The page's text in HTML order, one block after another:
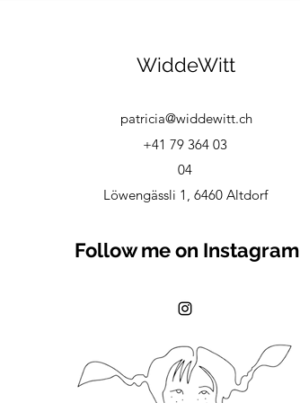
WiddeWitt
patricia@widdewitt.ch
+41 79 364 03
04
Löwengässli 1, 6460 Altdorf
Follow me on Instagram